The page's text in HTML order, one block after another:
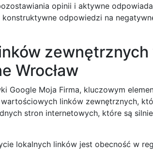
opinii i aktywne
odpowiedzi na
Wrocław
Google Moja Firma, kluczowym
linków zewnętrznych,
stron internetowych, które są
lokalnych linków jest obecność w